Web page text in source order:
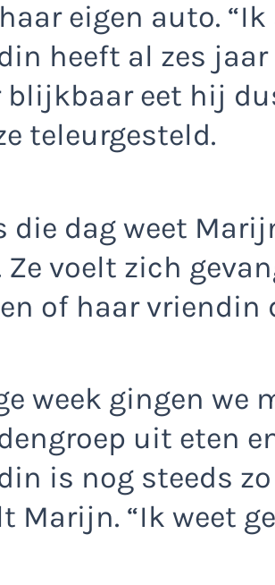
eigen auto.
heeft al zes
blijkbaar eet hij
teleurgesteld.
die dag weet
Ze voelt zich
of haar vriendin
week gingen we
uit eten
is nog steeds
Marijn. “Ik weet